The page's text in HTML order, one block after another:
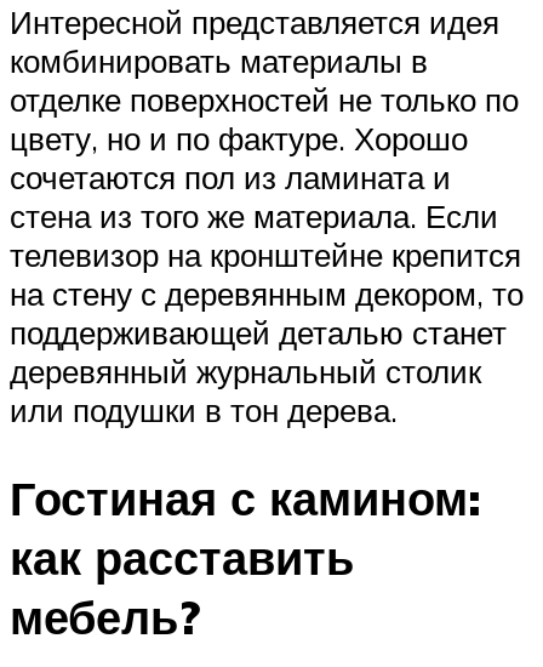
Интересной представляется идея
комбинировать материалы в
отделке поверхностей не только по
цвету, но и по фактуре. Хорошо
сочетаются пол из ламината и
стена из того же материала. Если
телевизор на кронштейне крепится
на стену с деревянным декором, то
поддерживающей деталью станет
деревянный журнальный столик
или подушки в тон дерева.
Гостиная с камином:
как расставить
мебель?